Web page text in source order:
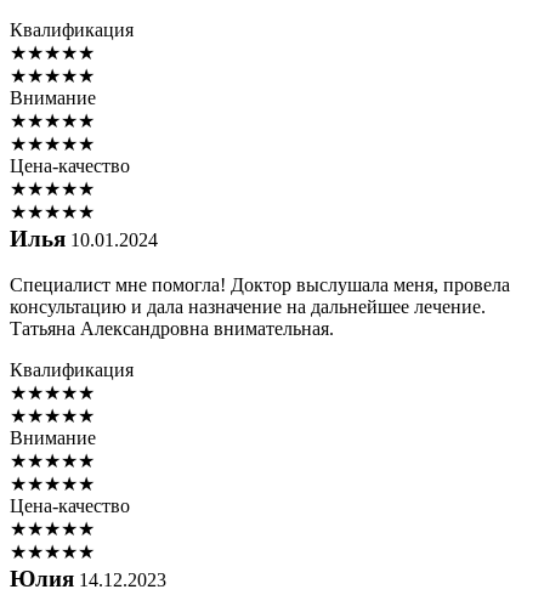
Квалификация
★★★★★
★★★★★
Внимание
★★★★★
★★★★★
Цена-качество
★★★★★
★★★★★
Илья 10.01.2024
Специалист мне помогла! Доктор выслушала меня, провела
консультацию и дала назначение на дальнейшее лечение.
Татьяна Александровна внимательная.
Квалификация
★★★★★
★★★★★
Внимание
★★★★★
★★★★★
Цена-качество
★★★★★
★★★★★
Юлия 14.12.2023